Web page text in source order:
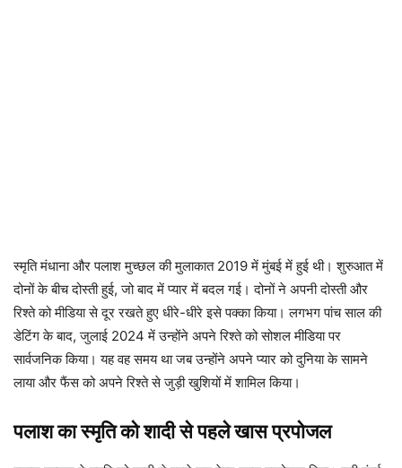
स्मृति मंधाना और पलाश मुच्छल की मुलाकात 2019 में मुंबई में हुई थी। शुरुआत में
दोनों के बीच दोस्ती हुई, जो बाद में प्यार में बदल गई। दोनों ने अपनी दोस्ती और
रिश्ते को मीडिया से दूर रखते हुए धीरे-धीरे इसे पक्का किया। लगभग पांच साल की
डेटिंग के बाद, जुलाई 2024 में उन्होंने अपने रिश्ते को सोशल मीडिया पर
सार्वजनिक किया। यह वह समय था जब उन्होंने अपने प्यार को दुनिया के सामने
लाया और फैंस को अपने रिश्ते से जुड़ी खुशियों में शामिल किया।
पलाश का स्मृति को शादी से पहले खास प्रपोजल